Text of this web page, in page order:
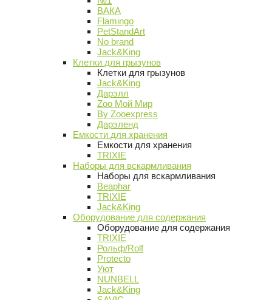
ВАКА
Flamingo
PetStandArt
No brand
Jack&King
Клетки для грызунов
Клетки для грызунов
Jack&King
Дарэлл
Zoo Мой Мир
By Zooexpress
Дарэленд
Емкости для хранения
Емкости для хранения
TRIXIE
Наборы для вскармливания
Наборы для вскармливания
Beaphar
TRIXIE
Jack&King
Оборудование для содержания
Оборудование для содержания
TRIXIE
Рольф/Rolf
Protecto
Уют
NUNBELL
Jack&King